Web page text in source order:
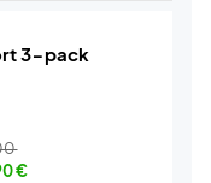
3-pack
€